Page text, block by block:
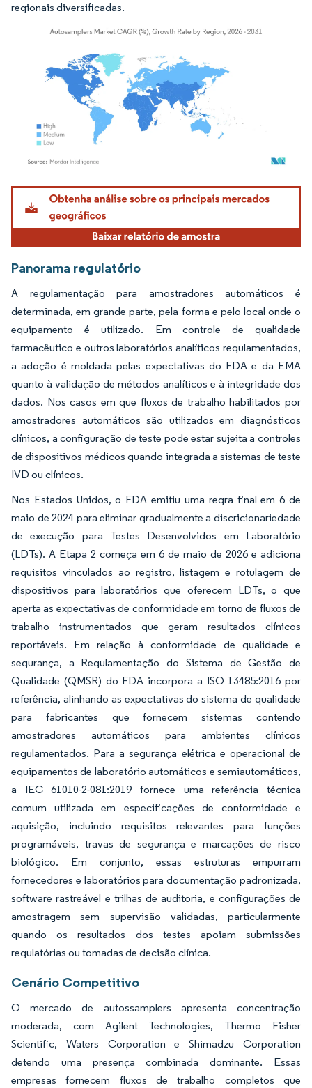
regionais diversificadas.
Imagem © Mordor Intelligence. O reuso requer atribuição conforme CC BY 4.0.
Panorama regulatório
A regulamentação para amostradores automáticos é
determinada, em grande parte, pela forma e pelo local onde o
equipamento é utilizado. Em controle de qualidade
farmacêutico e outros laboratórios analíticos regulamentados,
a adoção é moldada pelas expectativas do FDA e da EMA
quanto à validação de métodos analíticos e à integridade dos
dados. Nos casos em que fluxos de trabalho habilitados por
amostradores automáticos são utilizados em diagnósticos
clínicos, a configuração de teste pode estar sujeita a controles
de dispositivos médicos quando integrada a sistemas de teste
IVD ou clínicos.
Nos Estados Unidos, o FDA emitiu uma regra final em 6 de
maio de 2024 para eliminar gradualmente a discricionariedade
de execução para Testes Desenvolvidos em Laboratório
(LDTs). A Etapa 2 começa em 6 de maio de 2026 e adiciona
requisitos vinculados ao registro, listagem e rotulagem de
dispositivos para laboratórios que oferecem LDTs, o que
aperta as expectativas de conformidade em torno de fluxos de
trabalho instrumentados que geram resultados clínicos
reportáveis. Em relação à conformidade de qualidade e
segurança, a Regulamentação do Sistema de Gestão de
Qualidade (QMSR) do FDA incorpora a ISO 13485:2016 por
referência, alinhando as expectativas do sistema de qualidade
para fabricantes que fornecem sistemas contendo
amostradores automáticos para ambientes clínicos
regulamentados. Para a segurança elétrica e operacional de
equipamentos de laboratório automáticos e semiautomáticos,
a IEC 61010-2-081:2019 fornece uma referência técnica
comum utilizada em especificações de conformidade e
aquisição, incluindo requisitos relevantes para funções
programáveis, travas de segurança e marcações de risco
biológico. Em conjunto, essas estruturas empurram
fornecedores e laboratórios para documentação padronizada,
software rastreável e trilhas de auditoria, e configurações de
amostragem sem supervisão validadas, particularmente
quando os resultados dos testes apoiam submissões
regulatórias ou tomadas de decisão clínica.
Cenário Competitivo
O mercado de autossamplers apresenta concentração
moderada, com Agilent Technologies, Thermo Fisher
Scientific, Waters Corporation e Shimadzu Corporation
detendo uma presença combinada dominante. Essas
empresas fornecem fluxos de trabalho completos que